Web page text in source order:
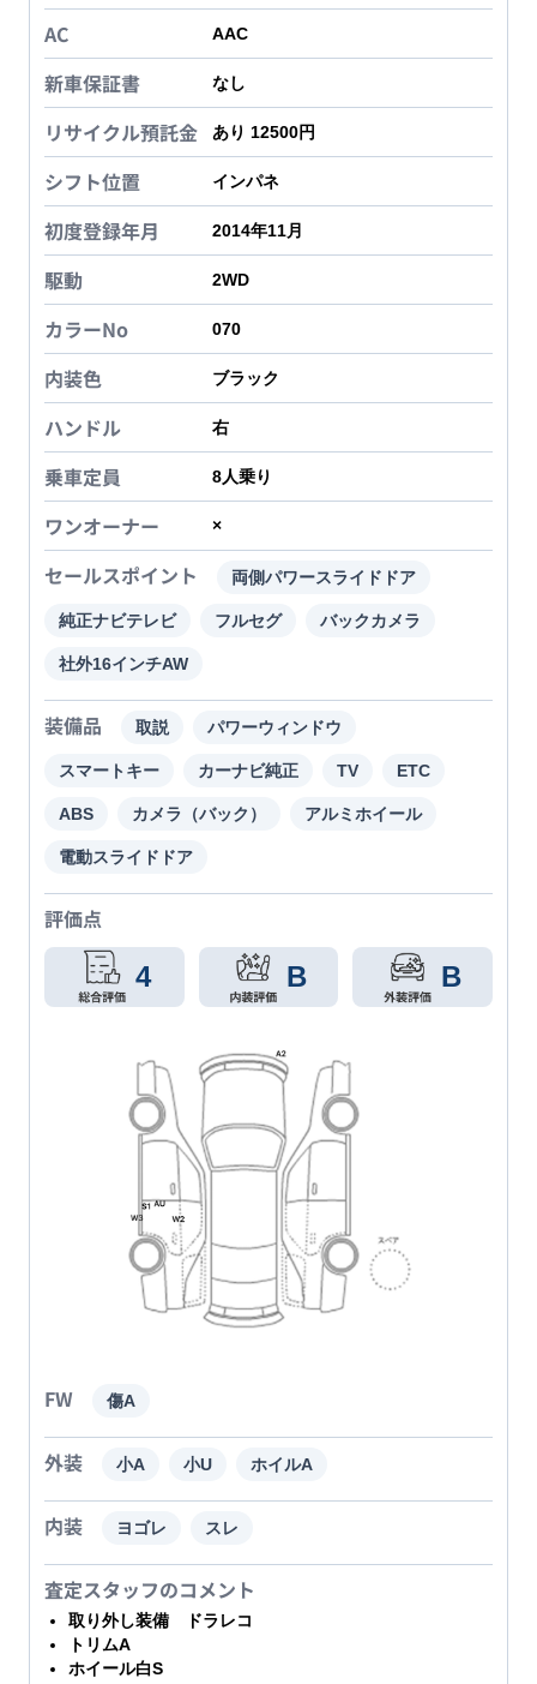
AC AAC
新車保証書 なし
リサイクル預託金 あり 12500円
シフト位置 インパネ
初度登録年月 2014年11月
駆動 2WD
カラーNo 070
内装色 ブラック
ハンドル 右
乗車定員 8人乗り
ワンオーナー ×
セールスポイント 両側パワースライドドア
純正ナビテレビ フルセグ バックカメラ
社外16インチAW
装備品 取説 パワーウィンドウ
スマートキー カーナビ純正 TV ETC
ABS カメラ（バック） アルミホイール
電動スライドドア
評価点
4 B B
FW 傷A
外装 小A 小U ホイルA
内装 ヨゴレ スレ
査定スタッフのコメント
取り外し装備 ドラレコ
トリムA
ホイール白S